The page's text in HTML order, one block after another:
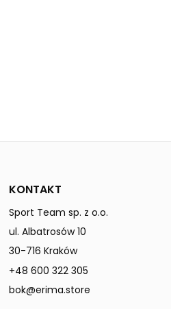
KONTAKT
Sport Team sp. z o.o.
ul. Albatrosów 10
30-716 Kraków
+48 600 322 305
bok@erima.store